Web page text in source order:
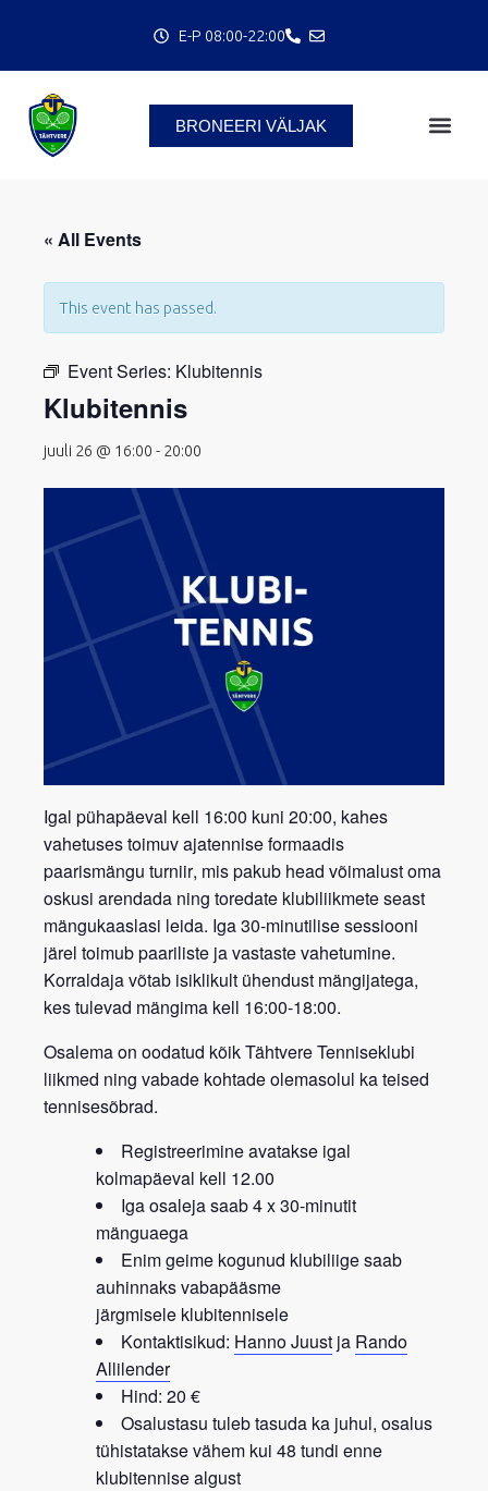
E-P 08:00-22:00
BRONEERI VÄLJAK
« All Events
This event has passed.
Event Series: Klubitennis
Klubitennis
juuli 26 @ 16:00 - 20:00
Igal pühapäeval kell 16:00 kuni 20:00, kahes
vahetuses toimuv ajatennise formaadis
paarismängu turniir, mis pakub head võimalust oma
oskusi arendada ning toredate klubiliikmete seast
mängukaaslasi leida. Iga 30-minutilise sessiooni
järel toimub paariliste ja vastaste vahetumine.
Korraldaja võtab isiklikult ühendust mängijatega,
kes tulevad mängima kell 16:00-18:00.
Osalema on oodatud kõikTähtvere Tenniseklubi
liikmed ning vabade kohtade olemasolul ka teised
tennisesõbrad.
Registreerimine avatakse igal
kolmapäeval kell 12.00
Iga osaleja saab 4 x 30-minutit
mänguaega
Enim geime kogunud klubiliige saab
auhinnaks vabapääsme
järgmisele klubitennisele
Kontaktisikud: Hanno Juust ja Rando
Allilender
Hind: 20 €
Osalustasu tuleb tasuda ka juhul, osalus
tühistatakse vähem kui 48 tundi enne
klubitennise algust